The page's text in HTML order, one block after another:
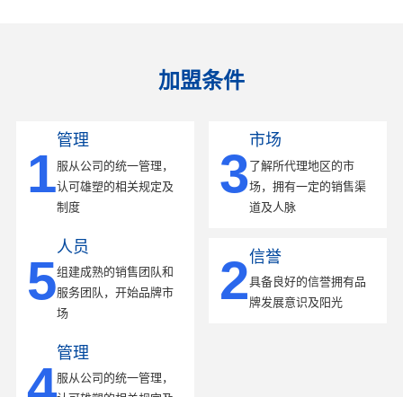
加盟条件
1
管理
服从公司的统一管理，
认可雄塑的相关规定及
制度
2信誉
具备良好的信誉拥有品
牌发展意识及阳光
3
市场
了解所代理地区的市
场，拥有一定的销售渠
道及人脉
管理
服从公司的统一管理，
5
人员
组建成熟的销售团队和
服务团队，开始品牌市
场